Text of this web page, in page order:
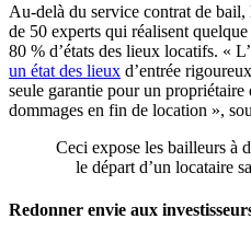
Au-delà du service contrat de bail,
de 50 experts qui réalisent
80 % d’états des lieux locatifs. «
un état des lieux d’entrée
seule garantie pour un propriétaire
dommages en fin de location »,
Ceci expose les bailleurs à
le départ d’un locataire
Redonner envie aux